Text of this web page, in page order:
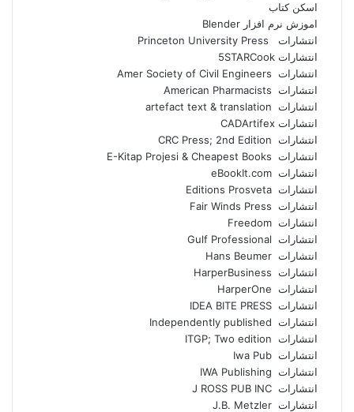
اسکن کتاب
اموزش نرم افزار Blender
انتشارات Princeton University Press
انتشارات ‎ 5STARCook
انتشارات Amer Society of Civil Engineers
انتشارات American Pharmacists
انتشارات artefact text & translation
انتشارات ‎ CADArtifex
انتشارات CRC Press; 2nd Edition
انتشارات E-Kitap Projesi & Cheapest Books
انتشارات eBookIt.com
انتشارات Editions Prosveta
انتشارات Fair Winds Press
انتشارات Freedom
انتشارات Gulf Professional
انتشارات Hans Beumer
انتشارات HarperBusiness
انتشارات HarperOne
انتشارات IDEA BITE PRESS
انتشارات Independently published
انتشارات ITGP; Two edition
انتشارات Iwa Pub
انتشارات IWA Publishing
انتشارات J ROSS PUB INC
انتشارات J.B. Metzler